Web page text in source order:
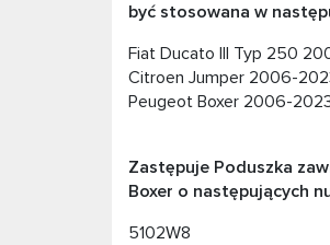
być stosowana w
Fiat Ducato III Typ 250
Citroen Jumper 2006-
Peugeot Boxer 2006-
Zastępuje Poduszka
Boxer o następujących
5102W8